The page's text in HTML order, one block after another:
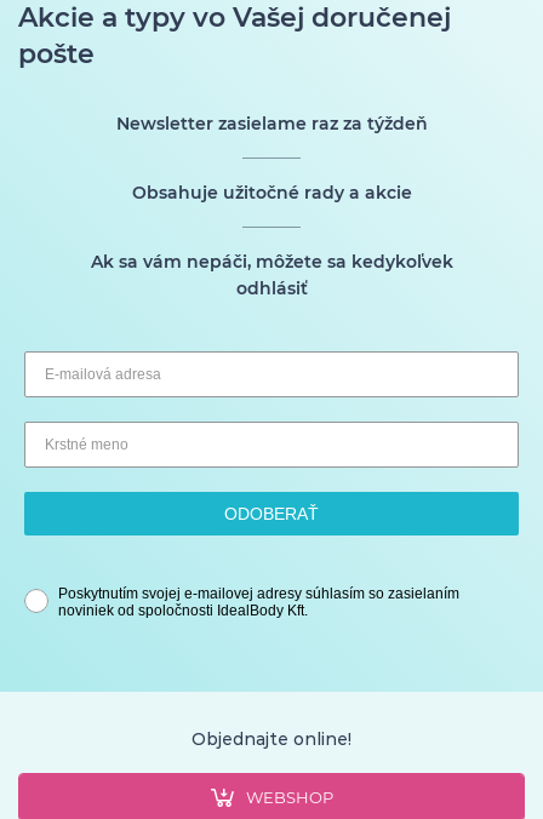
Akcie a typy vo Vašej doručenej
pošte
Newsletter zasielame raz za týždeň
Obsahuje užitočné rady a akcie
Ak sa vám nepáči, môžete sa kedykoľvek
odhlásiť
ODOBERAŤ
Poskytnutím svojej e-mailovej adresy súhlasím so zasielaním
noviniek od spoločnosti IdealBody Kft.
Objednajte online!
WEBSHOP